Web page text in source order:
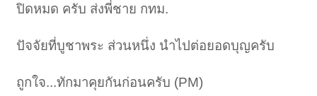
ปิดหมด ครับ ส่งพี่ชาย กทม.
ปัจจัยที่บูชาพระ ส่วนหนึ่ง นำไปต่อยอดบุญครับ
ถูกใจ...ทักมาคุยกันก่อนครับ (PM)